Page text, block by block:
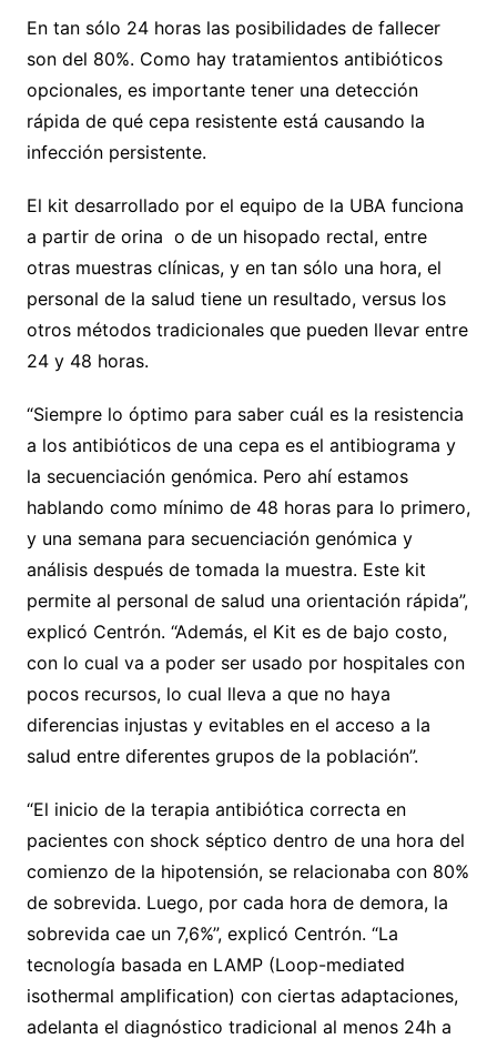
En tan sólo 24 horas las posibilidades de fallecer
son del 80%. Como hay tratamientos antibióticos
opcionales, es importante tener una detección
rápida de qué cepa resistente está causando la
infección persistente.
El kit desarrollado por el equipo de la UBA funciona
a partir de orina o de un hisopado rectal, entre
otras muestras clínicas, y en tan sólo una hora, el
personal de la salud tiene un resultado, versus los
otros métodos tradicionales que pueden llevar entre
24 y 48 horas.
“Siempre lo óptimo para saber cuál es la resistencia
a los antibióticos de una cepa es el antibiograma y
la secuenciación genómica. Pero ahí estamos
hablando como mínimo de 48 horas para lo primero,
y una semana para secuenciación genómica y
análisis después de tomada la muestra. Este kit
permite al personal de salud una orientación rápida”,
explicó Centrón. “Además, el Kit es de bajo costo,
con lo cual va a poder ser usado por hospitales con
pocos recursos, lo cual lleva a que no haya
diferencias injustas y evitables en el acceso a la
salud entre diferentes grupos de la población”.
“El inicio de la terapia antibiótica correcta en
pacientes con shock séptico dentro de una hora del
comienzo de la hipotensión, se relacionaba con 80%
de sobrevida. Luego, por cada hora de demora, la
sobrevida cae un 7,6%”, explicó Centrón. “La
tecnología basada en LAMP (Loop-mediated
isothermal amplification) con ciertas adaptaciones,
adelanta el diagnóstico tradicional al menos 24h a